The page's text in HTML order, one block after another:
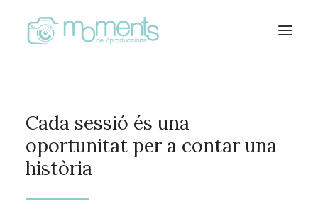
SERVICIS
CONTACTE
Cada sessió és una
oportunitat per a contar una
història